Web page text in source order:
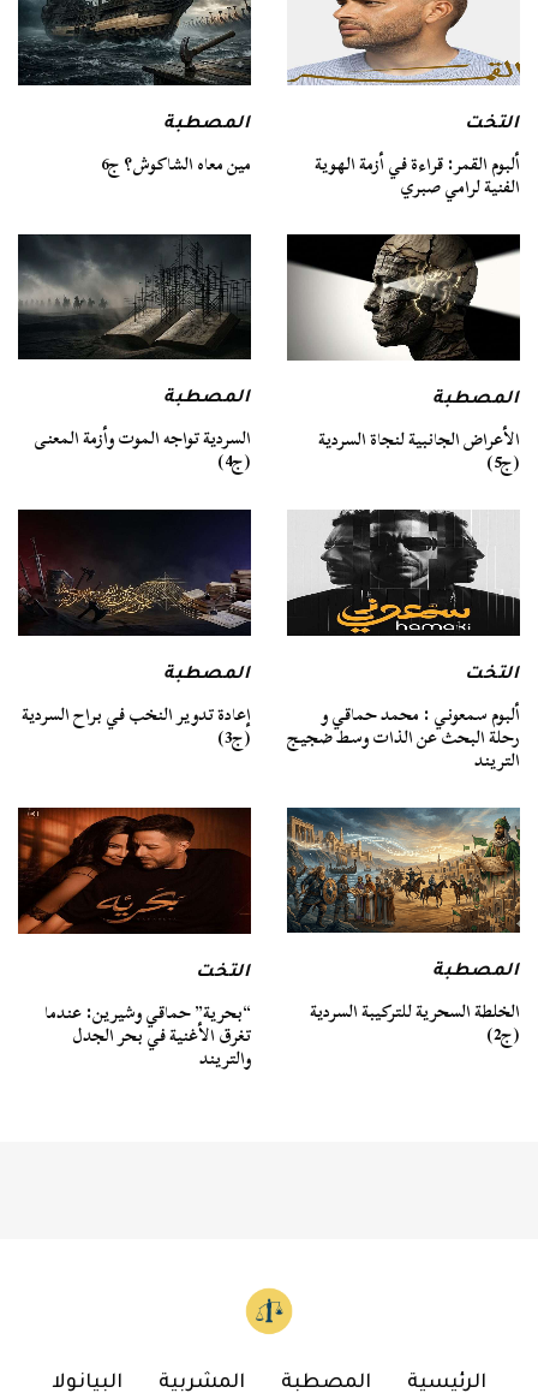
التخت
ألبوم القمر: قراءة في أزمة الهوية
الفنية لرامي صبري
المصطبة
مين معاه الشاكوش؟ ج6
المصطبة
الأعراض الجانبية لنجاة السردية
(ج5)
المصطبة
السردية تواجه الموت وأزمة المعنى
(ج4)
التخت
ألبوم سمعوني : محمد حماقي و
رحلة البحث عن الذات وسط ضجيج
التريند
المصطبة
إعادة تدوير النخب في براح السردية
(ج3)
المصطبة
الخلطة السحرية للتركيبة السردية
(ج2)
التخت
“بحرية” حماقي وشيرين: عندما
تغرق الأغنية في بحر الجدل
والتريند
الرئيسية المصطبة المشربية البيانولا